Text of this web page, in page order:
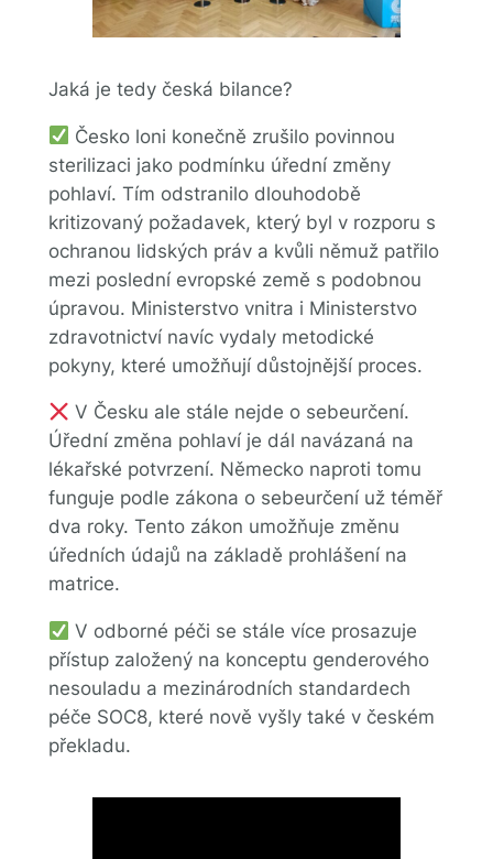
Jaká je tedy česká bilance?
Česko loni konečně zrušilo povinnou
sterilizaci jako podmínku úřední změny
pohlaví. Tím odstranilo dlouhodobě
kritizovaný požadavek, který byl v rozporu s
ochranou lidských práv a kvůli němuž patřilo
mezi poslední evropské země s podobnou
úpravou. Ministerstvo vnitra i Ministerstvo
zdravotnictví navíc vydaly metodické
pokyny, které umožňují důstojnější proces.
V Česku ale stále nejde o sebeurčení.
Úřední změna pohlaví je dál navázaná na
lékařské potvrzení. Německo naproti tomu
funguje podle zákona o sebeurčení už téměř
dva roky. Tento zákon umožňuje změnu
úředních údajů na základě prohlášení na
matrice.
V odborné péči se stále více prosazuje
přístup založený na konceptu genderového
nesouladu a mezinárodních standardech
péče SOC8, které nově vyšly také v českém
překladu.